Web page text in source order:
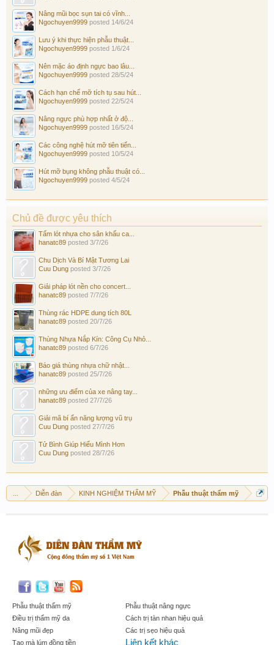
Nâng mũi bọc sụn tai có vĩnh...
Ngochuyen9999 posted 14/6/24
Lưu ý khi thực hiện phẫu thuật...
Ngochuyen9999 posted 1/6/24
Nên mặc áo định ngực bao lâu...
Ngochuyen9999 posted 28/5/24
Cách hạn chế mỡ tích tụ sau hút...
Ngochuyen9999 posted 22/5/24
Nâng ngực phù hợp nhất ở độ...
Ngochuyen9999 posted 16/5/24
Các công nghệ hút mỡ tiên tiến...
Ngochuyen9999 posted 10/5/24
Hút mỡ bụng không phẫu thuật có...
Ngochuyen9999 posted 4/5/24
Chủ đề được yêu thích
Tấm lót nhựa cho sân khấu ca...
hanatc89 posted 3/7/26
Chu Dịch Và Bí Mật Tương Lai
Cuu Dung posted 3/7/26
Giải pháp lót nền cho concert...
hanatc89 posted 7/7/26
Thùng rác HDPE dung tích 80L
hanatc89 posted 20/7/26
Thùng Nhựa Nắp Kín: Công Cụ Nhỏ...
hanatc89 posted 6/7/26
Báo giá thùng nhựa chữ nhật...
hanatc89 posted 25/7/26
những ưu điểm của xe nâng tay...
hanatc89 posted 27/7/26
Giải mã bí ẩn năng lượng vũ trụ
Cuu Dung posted 27/7/26
Tử Bình Giúp Hiểu Mình Hơn
Cuu Dung posted 28/7/26
Diễn đàn KINH NGHIỆM THẨM MỸ Phẫu thuật thẩm mỹ
Phẫu thuật thẩm mỹ
Điều trị thẩm mỹ da
Nâng mũi đẹp
Tạo mà lúm đồng tiền
Phẫu thuật nâng ngực
Cách trị tàn nhan hiệu quả
Các trị sẹo hiệu quả
Liên kết khác